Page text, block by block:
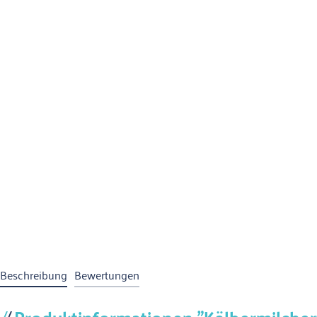
Beschreibung Bewertungen